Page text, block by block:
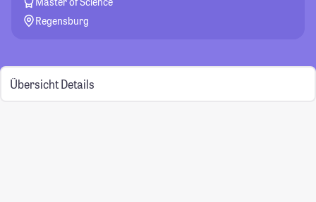
Regensburg
Übersicht Details